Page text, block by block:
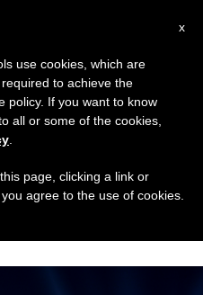
Gualtiero
x
use cookies, which are
to achieve the
policy. If you want to know
all or some of the cookies,
page, clicking a link or
agree to the use of cookies.